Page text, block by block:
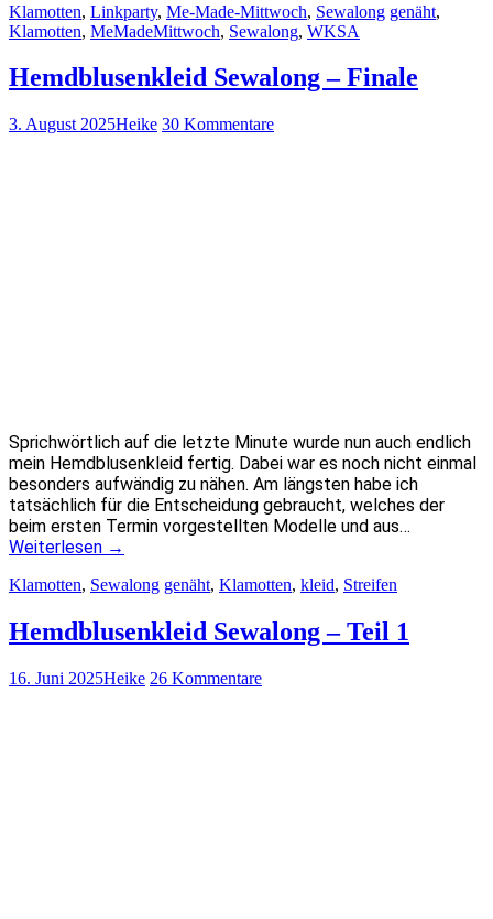
Klamotten, Linkparty, Me-Made-Mittwoch, Sewalong genäht,
Klamotten, MeMadeMittwoch, Sewalong, WKSA
Hemdblusenkleid Sewalong – Finale
3. August 2025Heike 30 Kommentare
Sprichwörtlich auf die letzte Minute wurde nun auch endlich
mein Hemdblusenkleid fertig. Dabei war es noch nicht einmal
besonders aufwändig zu nähen. Am längsten habe ich
tatsächlich für die Entscheidung gebraucht, welches der
beim ersten Termin vorgestellten Modelle und aus…
Weiterlesen →
Klamotten, Sewalong genäht, Klamotten, kleid, Streifen
Hemdblusenkleid Sewalong – Teil 1
16. Juni 2025Heike 26 Kommentare